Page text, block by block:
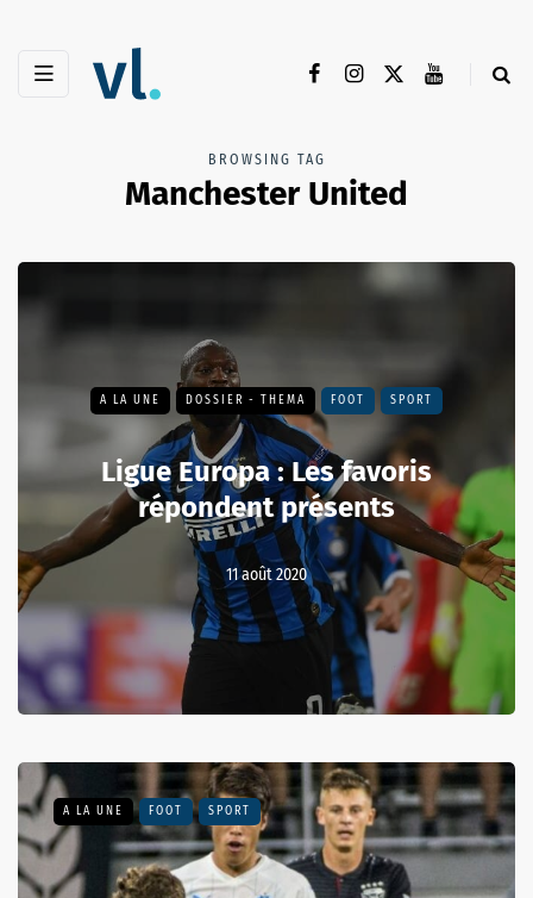
BROWSING TAG
Manchester United
A LA UNE DOSSIER - THEMA FOOT SPORT
Ligue Europa : Les favoris
répondent présents
11 août 2020
A LA UNE FOOT SPORT